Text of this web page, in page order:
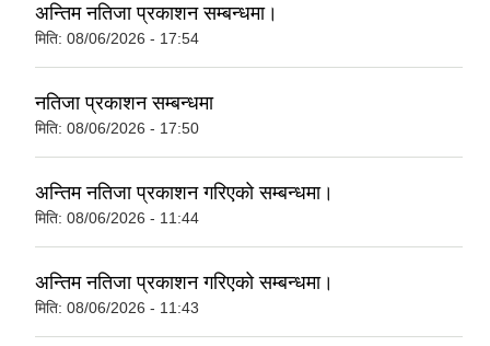
अन्तिम नतिजा प्रकाशन सम्बन्धमा।
मिति: 08/06/2026 - 17:54
नतिजा प्रकाशन सम्बन्धमा
मिति: 08/06/2026 - 17:50
अन्तिम नतिजा प्रकाशन गरिएको सम्बन्धमा।
मिति: 08/06/2026 - 11:44
अन्तिम नतिजा प्रकाशन गरिएको सम्बन्धमा।
मिति: 08/06/2026 - 11:43